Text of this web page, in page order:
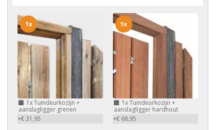
1xTuindeurkozijn +
aanslagligger grenen
+€ 31,95
1x
1xTuindeurkozijn +
aanslagligger hardhout
+€ 68,95
1x